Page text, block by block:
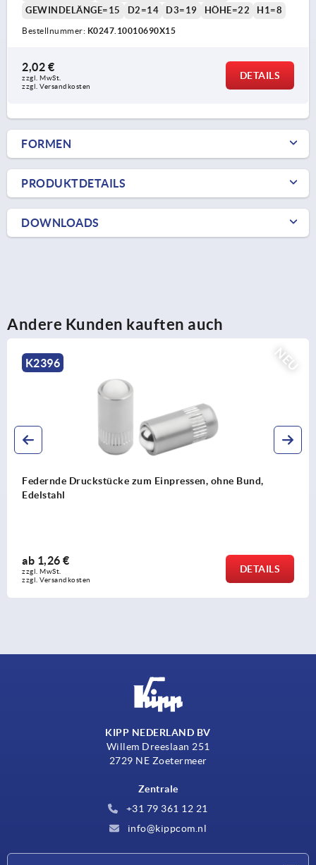
GEWINDELÄNGE=15
D2=14 D3=19 HÖHE=22 H1=8
Bestellnummer: K0247.10010690X15
2,02 €
zzgl. MwSt.
zzgl. Versandkosten
DETAILS
FORMEN
PRODUKTDETAILS
DOWNLOADS
Andere Kunden kauften auch
NEU
K2396
Federnde Druckstücke zum Einpressen, ohne Bund,
Edelstahl
ab 1,26 €
zzgl. MwSt.
zzgl. Versandkosten
DETAILS
KIPP NEDERLAND BV
Willem Dreeslaan 251
2729 NE Zoetermeer
Zentrale
+31 79 361 12 21
info@kippcom.nl